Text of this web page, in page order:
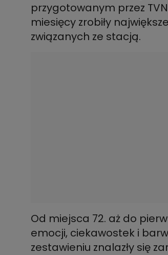
przygotowanym przez
miesięcy zrobiły
Od miejsca 72. aż do
emocji, ciekawostek i
zestawieniu znalazły się